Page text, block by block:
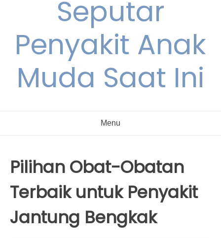
Seputar
Penyakit Anak
Muda Saat Ini
Menu
Pilihan Obat-Obatan
Terbaik untuk Penyakit
Jantung Bengkak